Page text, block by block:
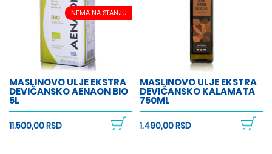
NEMA NA STANJU
MASLINOVO ULJE EKSTRA
DEVIČANSKO AENAON BIO
5L
11.500,00 RSD
MASLINOVO ULJE EKSTRA
DEVIČANSKO KALAMATA
750ML
1.490,00 RSD